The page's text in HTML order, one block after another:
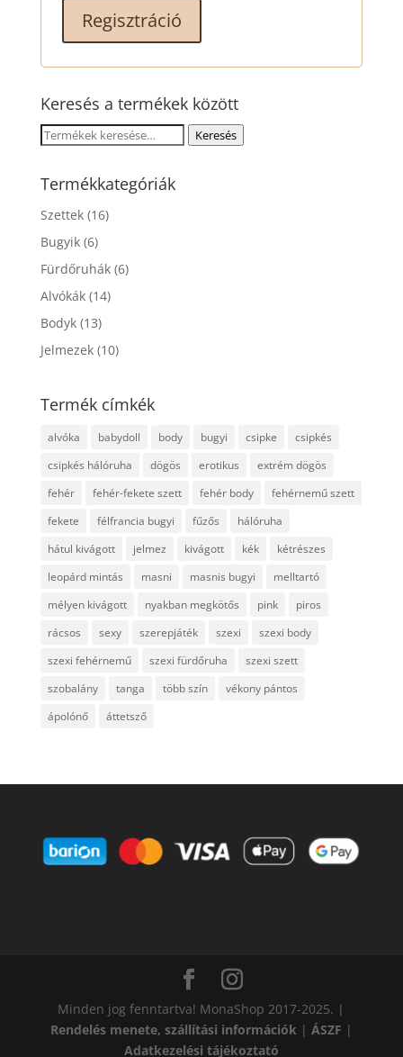
Regisztráció
Keresés a termékek között
Keresés
következőre:
Keresés
Termékkategóriák
Szettek (16)
Bugyik (6)
Fürdőruhák (6)
Alvókák (14)
Bodyk (13)
Jelmezek (10)
Termék címkék
alvóka babydoll body bugyi csipke
csipkés
csipkés hálóruha
dögös erotikus
extrém dögös
fehér
fehér-fekete szett fehér body
fehérnemű szett
fekete
félfrancia bugyi fűzős
hálóruha
hátul kivágott
jelmez kivágott kék
kétrészes
leopárd mintás
masni masnis bugyi
melltartó
mélyen kivágott
nyakban megkötős pink
piros
rácsos
sexy szerepjáték szexi
szexi body
szexi fehérnemű
szexi fürdőruha
szexi szett
szobalány
tanga több szín
vékony pántos
ápolónő
áttetsző
Minden jog fenntartva! MonaShop 2017-2025. |
Rendelés menete, szállítási információk| ÁSZF |
Adatkezelési tájékoztató